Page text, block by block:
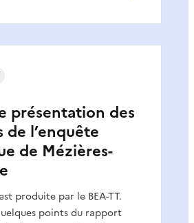
présentation des
de l’enquête
de Mézières-
produite par le BEA-TT.
points du rapport